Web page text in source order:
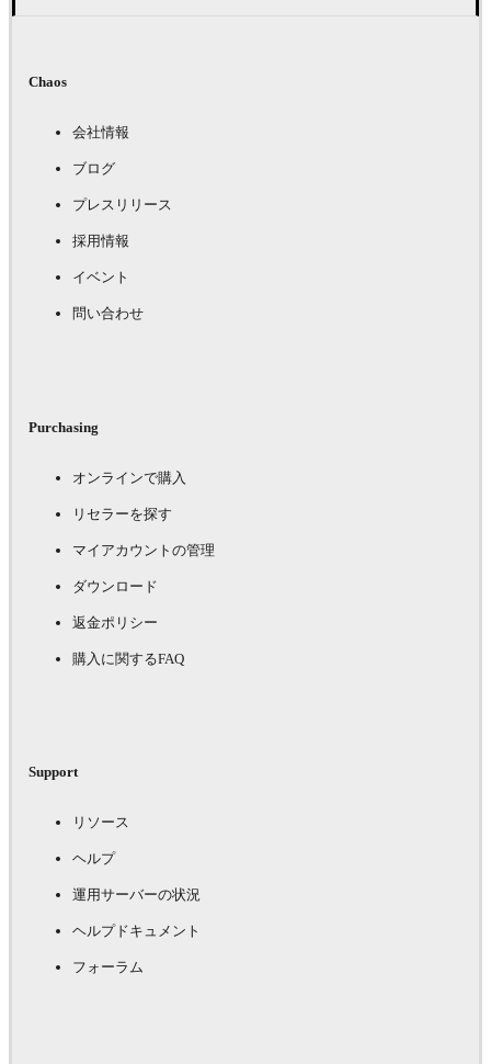
Chaos
会社情報
ブログ
プレスリリース
採用情報
イベント
問い合わせ
Purchasing
オンラインで購入
リセラーを探す
マイアカウントの管理
ダウンロード
返金ポリシー
購入に関するFAQ
Support
リソース
ヘルプ
運用サーバーの状況
ヘルプドキュメント
フォーラム